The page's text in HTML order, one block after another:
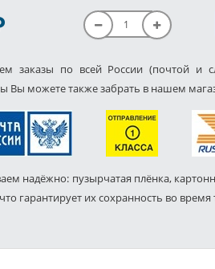
заказы по всей России (почтой и
Вы можете также забрать в нашем
надёжно: пузырчатая плёнка,
гарантирует их сохранность во